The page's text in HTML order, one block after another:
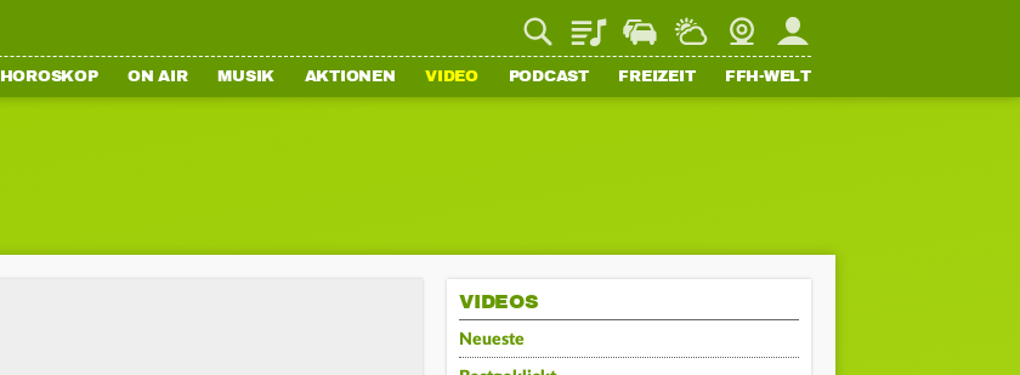
PlaylistStaupilotWetterWebcamMein FFH
HOROSKOP ON AIR MUSIK AKTIONEN VIDEO PODCAST FREIZEIT FFH-WELT
VIDEOS
Neueste